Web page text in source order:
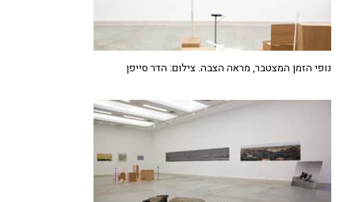
נופי הזמן המצטבר, מראה הצבה. צילום: הדר סייפן